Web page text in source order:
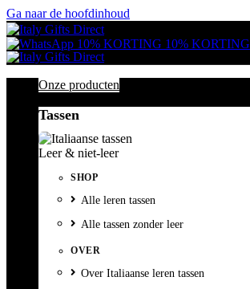
Ga naar de hoofdinhoud
10% KORTING 10% KORTING
Onze producten
Tassen
Leer & niet-leer
SHOP
Alle leren tassen
Alle tassen zonder leer
OVER
Over Italiaanse leren tassen